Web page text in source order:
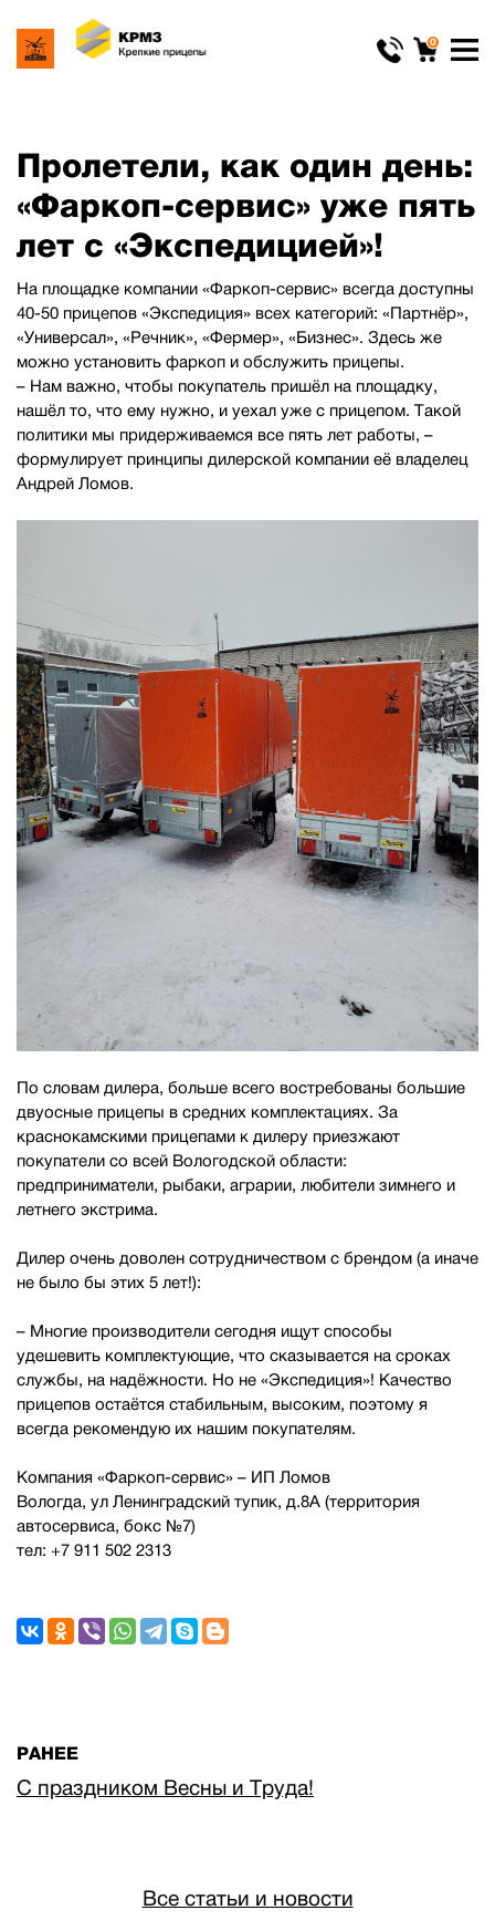
0
Пролетели, как один день:
«Фаркоп-сервис» уже пять
лет с «Экспедицией»!
На площадке компании «Фаркоп-сервис» всегда доступны
40-50 прицепов «Экспедиция» всех категорий: «Партнёр»,
«Универсал», «Речник», «Фермер», «Бизнес». Здесь же
можно установить фаркоп и обслужить прицепы.
– Нам важно, чтобы покупатель пришёл на площадку,
нашёл то, что ему нужно, и уехал уже с прицепом. Такой
политики мы придерживаемся все пять лет работы, –
формулирует принципы дилерской компании её владелец
Андрей Ломов.
По словам дилера, больше всего востребованы большие
двуосные прицепы в средних комплектациях. За
краснокамскими прицепами к дилеру приезжают
покупатели со всей Вологодской области:
предприниматели, рыбаки, аграрии, любители зимнего и
летнего экстрима.
Дилер очень доволен сотрудничеством с брендом (а иначе
не было бы этих 5 лет!):
– Многие производители сегодня ищут способы
удешевить комплектующие, что сказывается на сроках
службы, на надёжности. Но не «Экспедиция»! Качество
прицепов остаётся стабильным, высоким, поэтому я
всегда рекомендую их нашим покупателям.
Компания «Фаркоп-сервис» – ИП Ломов
Вологда, ул Ленинградский тупик, д.8А (территория
автосервиса, бокс №7)
тел: +7 911 502 2313
РАНЕЕ
С праздником Весны и Труда!
Все статьи и новости